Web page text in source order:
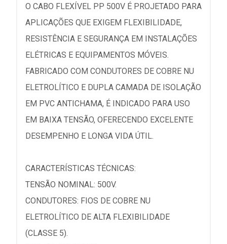
O CABO FLEXÍVEL PP 500V É PROJETADO PARA
APLICAÇÕES QUE EXIGEM FLEXIBILIDADE,
RESISTÊNCIA E SEGURANÇA EM INSTALAÇÕES
ELÉTRICAS E EQUIPAMENTOS MÓVEIS.
FABRICADO COM CONDUTORES DE COBRE NU
ELETROLÍTICO E DUPLA CAMADA DE ISOLAÇÃO
EM PVC ANTICHAMA, É INDICADO PARA USO
EM BAIXA TENSÃO, OFERECENDO EXCELENTE
DESEMPENHO E LONGA VIDA ÚTIL.
CARACTERÍSTICAS TÉCNICAS:
TENSÃO NOMINAL: 500V.
CONDUTORES: FIOS DE COBRE NU
ELETROLÍTICO DE ALTA FLEXIBILIDADE
(CLASSE 5).